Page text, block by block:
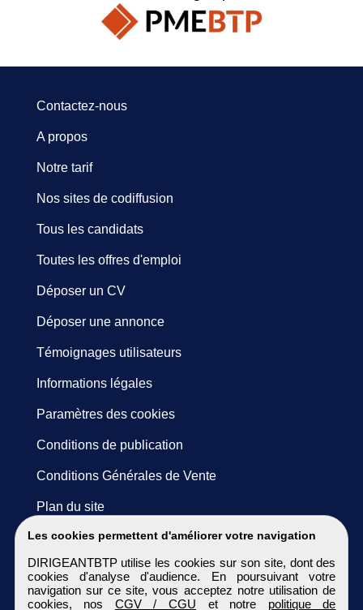
Les cookies permettent d'améliorer votre navigation
DIRIGEANTBTP utilise les cookies sur son site, dont des
cookies d'analyse d'audience. En poursuivant votre
navigation sur ce site, vous acceptez notre utilisation de
cookies, nos CGV / CGU et notre politique de
Contactez-nous
A propos
Notre tarif
Nos sites de codiffusion
Tous les candidats
Toutes les offres d'emploi
Déposer un CV
Déposer une annonce
Témoignages utilisateurs
Informations légales
Paramètres des cookies
Conditions de publication
Conditions Générales de Vente
Plan du site